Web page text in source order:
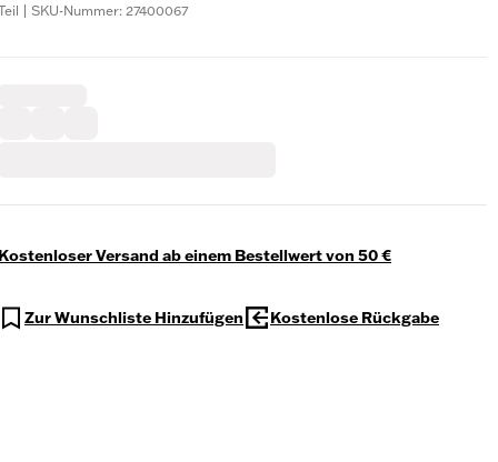
| SKU-Nummer: 27400067
Kostenloser Versand ab einem Bestellwert von 50 €
Zur Wunschliste Hinzufügen Kostenlose Rückgabe